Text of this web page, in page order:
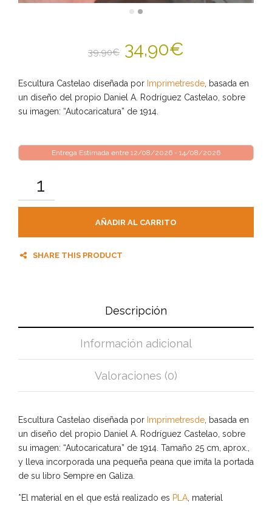
39,90€ 34,90€
Escultura Castelao diseñada por Imprimetresde , basada en
un diseño del propio Daniel A. Rodríguez Castelao, sobre
su imagen: “Autocaricatura” de 1914.
Entrega Estimada entre 12/08/2026 - 14/08/2026
AÑADIR AL CARRITO
SHARE THIS PRODUCT
Descripción
Información adicional
Valoraciones (0)
Escultura Castelao diseñada por Imprimetresde , basada en
un diseño del propio Daniel A. Rodríguez Castelao, sobre
su imagen: “Autocaricatura” de 1914. Tamaño 25 cm, aprox.,
y lleva incorporada una pequeña peana que imita la portada
de su libro Sempre en Galiza.
*El material en el que está realizado es PLA , material